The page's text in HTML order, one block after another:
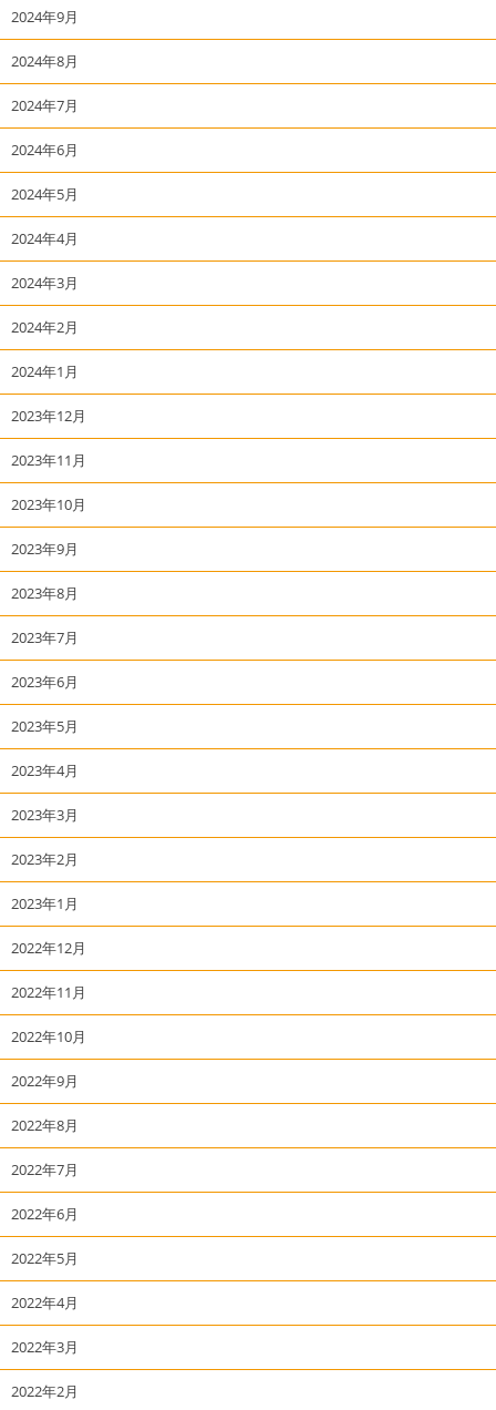
2024年9月
2024年8月
2024年7月
2024年6月
2024年5月
2024年4月
2024年3月
2024年2月
2024年1月
2023年12月
2023年11月
2023年10月
2023年9月
2023年8月
2023年7月
2023年6月
2023年5月
2023年4月
2023年3月
2023年2月
2023年1月
2022年12月
2022年11月
2022年10月
2022年9月
2022年8月
2022年7月
2022年6月
2022年5月
2022年4月
2022年3月
2022年2月